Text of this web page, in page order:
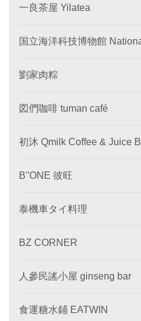
一良茶屋 Yilatea
国立海洋科技博物館
劉家肉粽
図們咖啡 tuman café
初沐 Qmilk Coffee & Juice
B''ONE 彼旺
泰機車タイ料理
BZ CORNER
人參民謠小屋 ginseng bar
食運糖水鋪 EATWIN